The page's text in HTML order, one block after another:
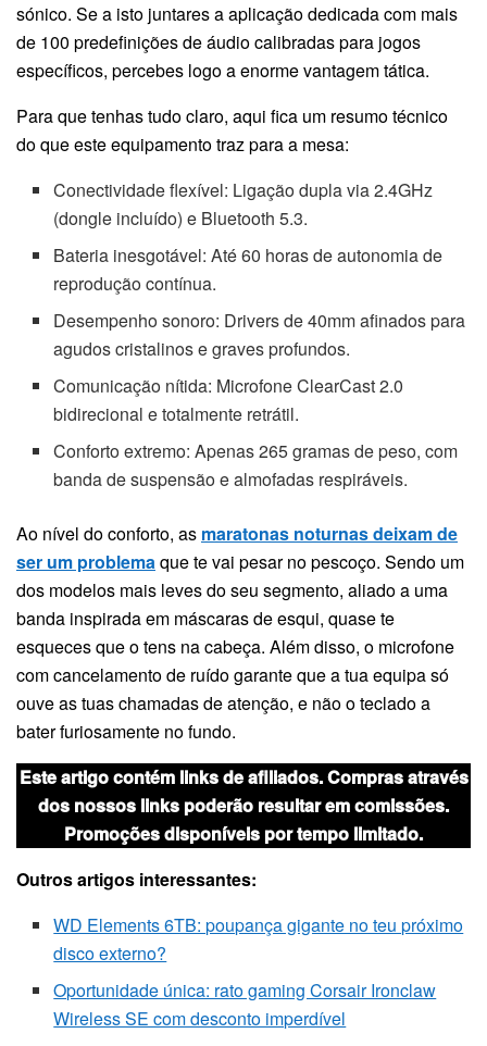
sónico. Se a isto juntares a aplicação dedicada com mais
de 100 predefinições de áudio calibradas para jogos
específicos, percebes logo a enorme vantagem tática.
Para que tenhas tudo claro, aqui fica um resumo técnico
do que este equipamento traz para a mesa:
Conectividade flexível: Ligação dupla via 2.4GHz
(dongle incluído) e Bluetooth 5.3.
Bateria inesgotável: Até 60 horas de autonomia de
reprodução contínua.
Desempenho sonoro: Drivers de 40mm afinados para
agudos cristalinos e graves profundos.
Comunicação nítida: Microfone ClearCast 2.0
bidirecional e totalmente retrátil.
Conforto extremo: Apenas 265 gramas de peso, com
banda de suspensão e almofadas respiráveis.
Ao nível do conforto, as maratonas noturnas deixam de
ser um problemaque te vai pesar no pescoço. Sendo um
dos modelos mais leves do seu segmento, aliado a uma
banda inspirada em máscaras de esqui, quase te
esqueces que o tens na cabeça. Além disso, o microfone
com cancelamento de ruído garante que a tua equipa só
ouve as tuas chamadas de atenção, e não o teclado a
bater furiosamente no fundo.
Este artigo contém links de afiliados. Compras através
dos nossos links poderão resultar em comissões.
Promoções disponíveis por tempo limitado.
Outros artigos interessantes:
WD Elements 6TB: poupança gigante no teu próximo
disco externo?
Oportunidade única: rato gaming Corsair Ironclaw
Wireless SE com desconto imperdível